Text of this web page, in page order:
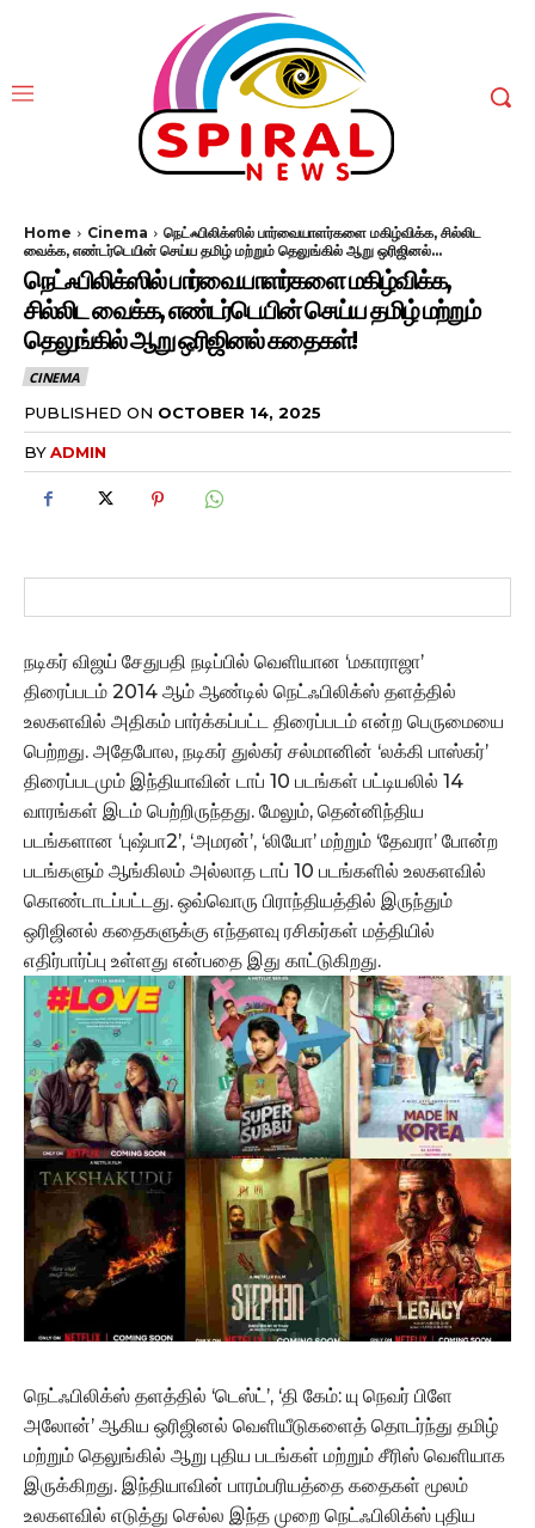
Home Cinema
நெட்ஃபிலிக்ஸில் பார்வையாளர்களை மகிழ்விக்க, சில்லிட
வைக்க, எண்டர்டெயின் செய்ய தமிழ் மற்றும் தெலுங்கில் ஆறு ஒரிஜினல்...
நெட்ஃபிலிக்ஸில் பார்வையாளர்களை மகிழ்விக்க,
சில்லிட வைக்க, எண்டர்டெயின் செய்ய தமிழ் மற்றும்
தெலுங்கில் ஆறு ஒரிஜினல் கதைகள்!
CINEMA
PUBLISHED ON OCTOBER 14, 2025
BYADMIN
நடிகர் விஜய் சேதுபதி நடிப்பில் வெளியான ‘மகாராஜா’
திரைப்படம் 2014 ஆம் ஆண்டில் நெட்ஃபிலிக்ஸ் தளத்தில்
உலகளவில் அதிகம் பார்க்கப்பட்ட திரைப்படம் என்ற பெருமையை
பெற்றது. அதேபோல, நடிகர் துல்கர் சல்மானின் ‘லக்கி பாஸ்கர்’
திரைப்படமும் இந்தியாவின் டாப் 10 படங்கள் பட்டியலில் 14
வாரங்கள் இடம் பெற்றிருந்தது. மேலும், தென்னிந்திய
படங்களான ‘புஷ்பா2’, ‘அமரன்’, ‘லியோ’ மற்றும் ‘தேவரா’ போன்ற
படங்களும் ஆங்கிலம் அல்லாத டாப் 10 படங்களில் உலகளவில்
கொண்டாடப்பட்டது. ஒவ்வொரு பிராந்தியத்தில் இருந்தும்
ஒரிஜினல் கதைகளுக்கு எந்தளவு ரசிகர்கள் மத்தியில்
எதிர்பார்ப்பு உள்ளது என்பதை இது காட்டுகிறது.
நெட்ஃபிலிக்ஸ் தளத்தில் ‘டெஸ்ட்’, ‘தி கேம்: யு நெவர் பிளே
அலோன்’ ஆகிய ஒரிஜினல் வெளியீடுகளைத் தொடர்ந்து தமிழ்
மற்றும் தெலுங்கில் ஆறு புதிய படங்கள் மற்றும் சீரிஸ் வெளியாக
இருக்கிறது. இந்தியாவின் பாரம்பரியத்தை கதைகள் மூலம்
உலகளவில் எடுத்து செல்ல இந்த முறை நெட்ஃபிலிக்ஸ் புதிய